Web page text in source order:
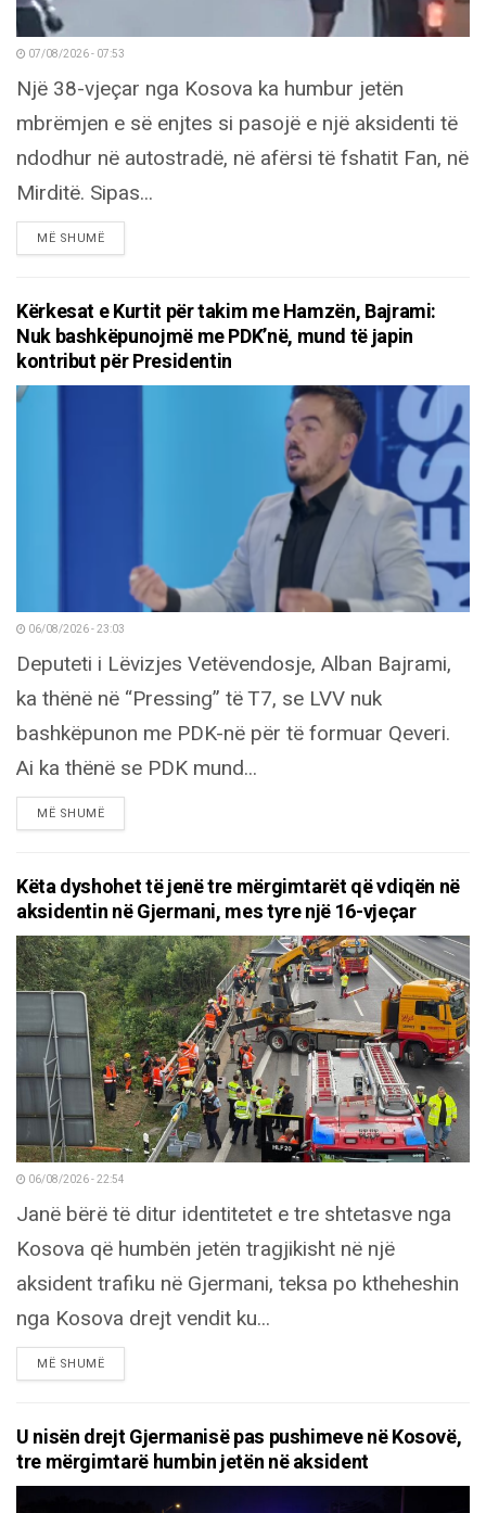
07/08/2026 - 07:53
Një 38-vjeçar nga Kosova ka humbur jetën
mbrëmjen e së enjtes si pasojë e një aksidenti të
ndodhur në autostradë, në afërsi të fshatit Fan, në
Mirditë. Sipas...
MË SHUMËDETAILS
Kërkesat e Kurtit për takim me Hamzën, Bajrami:
Nuk bashkëpunojmë me PDK’në, mund të japin
kontribut për Presidentin
06/08/2026 - 23:03
Deputeti i Lëvizjes Vetëvendosje, Alban Bajrami,
ka thënë në “Pressing” të T7, se LVV nuk
bashkëpunon me PDK-në për të formuar Qeveri.
Ai ka thënë se PDK mund...
MË SHUMËDETAILS
Këta dyshohet të jenë tre mërgimtarët që vdiqën në
aksidentin në Gjermani, mes tyre një 16-vjeçar
06/08/2026 - 22:54
Janë bërë të ditur identitetet e tre shtetasve nga
Kosova që humbën jetën tragjikisht në një
aksident trafiku në Gjermani, teksa po ktheheshin
nga Kosova drejt vendit ku...
MË SHUMËDETAILS
U nisën drejt Gjermanisë pas pushimeve në Kosovë,
tre mërgimtarë humbin jetën në aksident